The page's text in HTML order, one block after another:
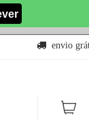
envio